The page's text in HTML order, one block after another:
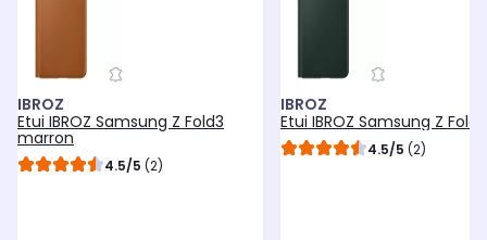
IBROZ
Etui IBROZ Samsung Z Fold3
marron
4.5/5 (2)
IBROZ
Etui IBROZ Samsung Z
4.5/5 (2)